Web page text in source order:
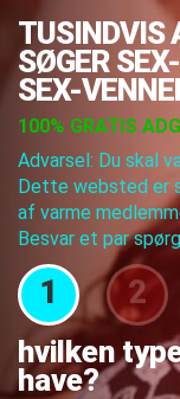
TUSINDVIS
SØGER
SEX-
100% GRATIS
Advarsel: Du skal
Dette websted er
af varme
Besvar et par
1 2
hvilken
have?